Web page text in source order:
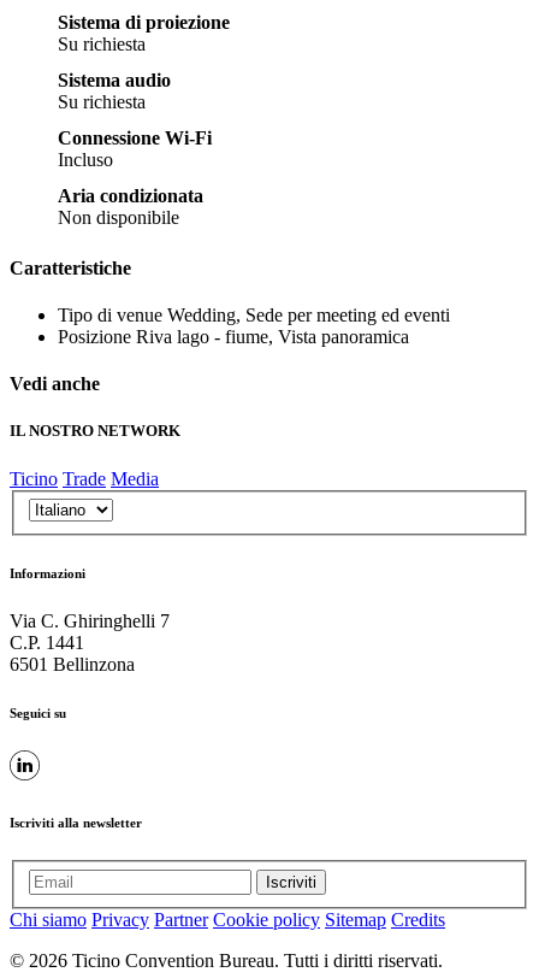
Sistema di proiezione
Su richiesta
Sistema audio
Su richiesta
Connessione Wi-Fi
Incluso
Aria condizionata
Non disponibile
Caratteristiche
Tipo di venue Wedding, Sede per meeting ed eventi
Posizione Riva lago - fiume, Vista panoramica
Vedi anche
IL NOSTRO NETWORK
Ticino Trade Media
Informazioni
Via C. Ghiringhelli 7
C.P. 1441
6501 Bellinzona
Seguici su
Iscriviti alla newsletter
Iscriviti
Chi siamo Privacy Partner Cookie policy Sitemap Credits
© 2026 Ticino Convention Bureau. Tutti i diritti riservati.